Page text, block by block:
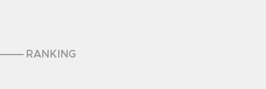
RANKING